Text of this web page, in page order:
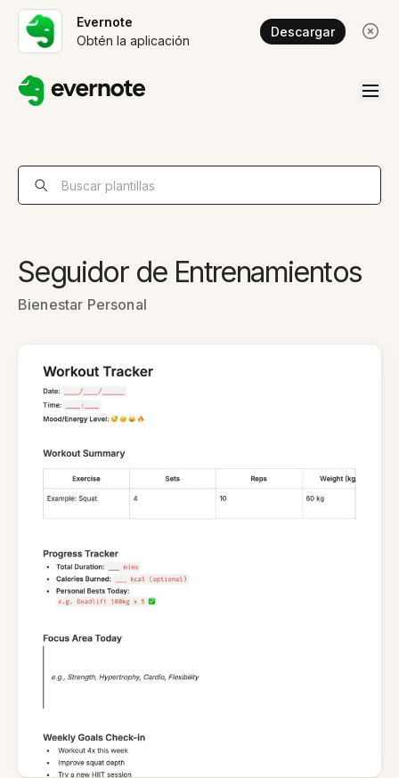
Evernote
Obtén la aplicación
Descargar
Seguidor de Entrenamientos
Bienestar Personal